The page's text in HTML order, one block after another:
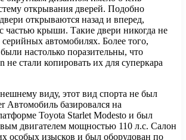
открывания дверей. Подобно
открываются назад и вперед,
частью крыши. Такие двери никогда не
серийных автомобилях. Более того,
настолько поразительны, что
не стали копировать их для суперкара
виду, этот вид спорта не был
Автомобиль базировался на
Toyota Starlet Modesto и был
двигателем мощностью 110 л.с. Салон
особых изысков и был оборудован по